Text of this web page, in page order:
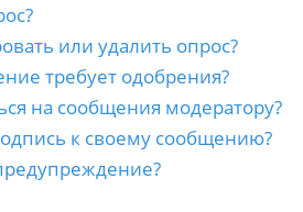
или удалить опрос?
требует одобрения?
на сообщения модератору?
к своему сообщению?